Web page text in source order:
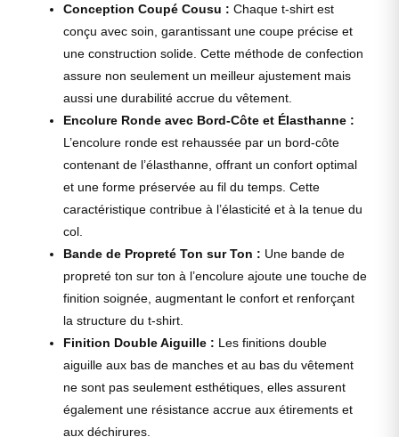
Conception Coupé Cousu : Chaque t-shirt est
conçu avec soin, garantissant une coupe précise et
une construction solide. Cette méthode de confection
assure non seulement un meilleur ajustement mais
aussi une durabilité accrue du vêtement.
Encolure Ronde avec Bord-Côte et Élasthanne :
L’encolure ronde est rehaussée par un bord-côte
contenant de l’élasthanne, offrant un confort optimal
et une forme préservée au fil du temps. Cette
caractéristique contribue à l’élasticité et à la tenue du
col.
Bande de Propreté Ton sur Ton : Une bande de
propreté ton sur ton à l’encolure ajoute une touche de
finition soignée, augmentant le confort et renforçant
la structure du t-shirt.
Finition Double Aiguille : Les finitions double
aiguille aux bas de manches et au bas du vêtement
ne sont pas seulement esthétiques, elles assurent
également une résistance accrue aux étirements et
aux déchirures.